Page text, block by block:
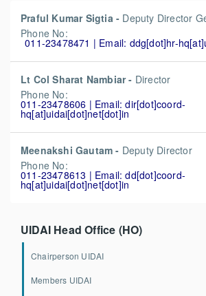
Praful Kumar Sigtia - Deputy Director
Phone No:
011-23478471 | Email: ddg[dot]hr-
Lt Col Sharat Nambiar - Director
Phone No:
011-23478606 | Email: dir[dot]coord-
hq[at]uidai[dot]net[dot]in
Meenakshi Gautam - Deputy Director
Phone No:
011-23478613 | Email: dd[dot]coord-
hq[at]uidai[dot]net[dot]in
UIDAI Head Office (HO)
Chairperson UIDAI
Members UIDAI